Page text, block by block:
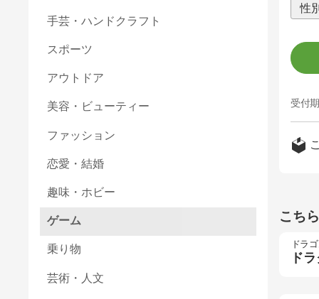
受付
こち
ドラ
ド
手芸・ハンドクラフト
スポーツ
アウトドア
美容・ビューティー
ファッション
恋愛・結婚
趣味・ホビー
ゲーム
乗り物
芸術・人文